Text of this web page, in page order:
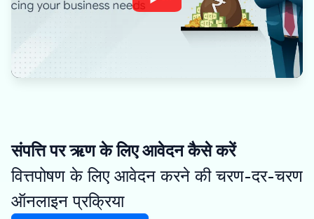
संपत्ति पर ऋण के लिए आवेदन कैसे करें
वित्तपोषण के लिए आवेदन करने की चरण-दर-चरण
ऑनलाइन प्रक्रिया